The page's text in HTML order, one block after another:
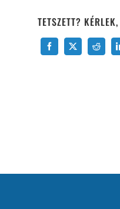
TETSZETT?
Facebook
X Reddit